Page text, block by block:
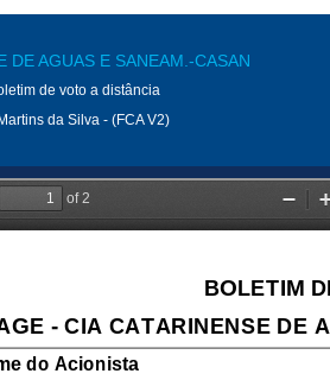
DE AGUAS E SANEAM.-CASAN
de voto a distância
da Silva - (FCA V2)